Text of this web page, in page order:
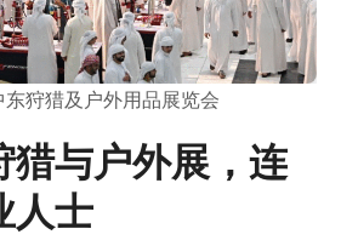
狩猎及户外用品展览会
猎与户外展，连
人士